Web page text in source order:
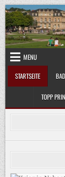
Skip
to
content
MENU
STARTSEITE
TOPP